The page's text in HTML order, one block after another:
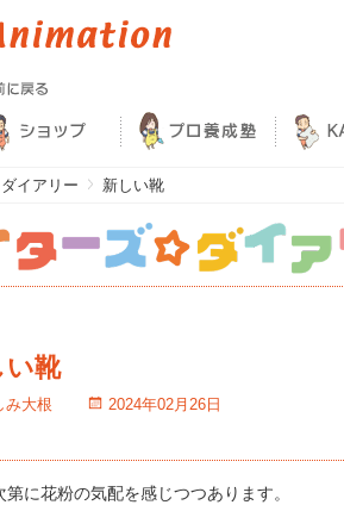
イアリー 新しい靴
い靴
み大根 2024年02月26日
に花粉の気配を感じつつあります。